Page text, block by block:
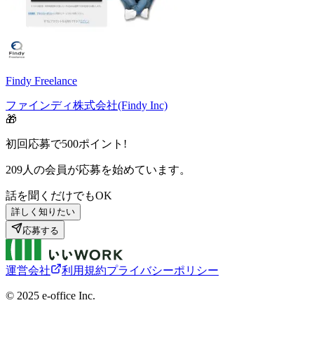
Findy Freelance
ファインディ株式会社(Findy Inc)
🎁
初回応募で500ポイント!
209人の会員が応募を始めています。
話を聞くだけでもOK
詳しく知りたい
応募する
運営会社 利用規約プライバシーポリシー
©︎ 2025 e-office Inc.